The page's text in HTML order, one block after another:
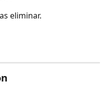
eliminar.